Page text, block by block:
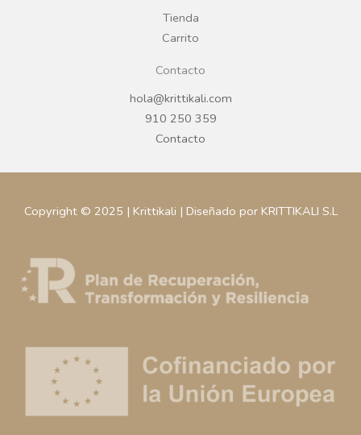
Tienda
Carrito
Contacto
hola@krittikali.com
910 250 359
Contacto
Copyright © 2025 | Krittikali | Diseñado por KRITTIKALI S.L